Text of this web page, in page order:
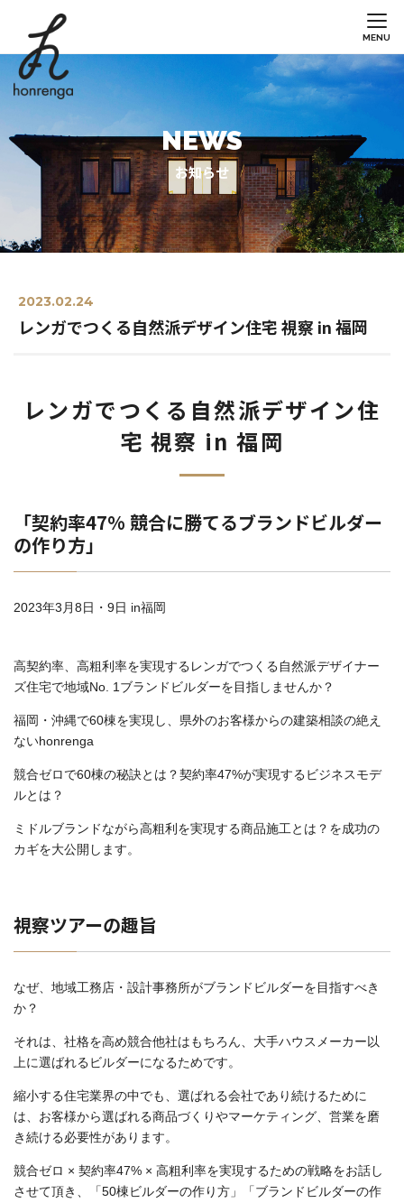
MENU
NEWS
お知らせ
2023.02.24
レンガでつくる自然派デザイン住宅 視察 in 福岡
レンガでつくる自然派デザイン住
宅 視察 in 福岡
「契約率47% 競合に勝てるブランドビルダー
の作り方」
2023年3月8日・9日 in福岡
高契約率、高粗利率を実現するレンガでつくる自然派デザイナー
ズ住宅で地域No. 1ブランドビルダーを目指しませんか？
福岡・沖縄で60棟を実現し、県外のお客様からの建築相談の絶え
ないhonrenga
競合ゼロで60棟の秘訣とは？契約率47%が実現するビジネスモデ
ルとは？
ミドルブランドながら高粗利を実現する商品施工とは？を成功の
カギを大公開します。
視察ツアーの趣旨
なぜ、地域工務店・設計事務所がブランドビルダーを目指すべき
か？
それは、社格を高め競合他社はもちろん、大手ハウスメーカー以
上に選ばれるビルダーになるためです。
縮小する住宅業界の中でも、選ばれる会社であり続けるために
は、お客様から選ばれる商品づくりやマーケティング、営業を磨
き続ける必要性があります。
競合ゼロ × 契約率47% × 高粗利率を実現するための戦略をお話し
させて頂き、「50棟ビルダーの作り方」「ブランドビルダーの作